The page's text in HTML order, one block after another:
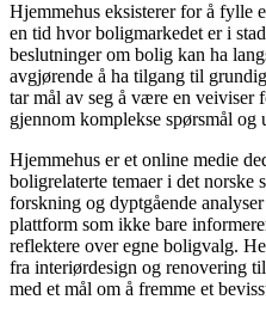
Hjemmehus eksisterer for å fylle
en tid hvor boligmarkedet er i
beslutninger om bolig kan ha
avgjørende å ha tilgang til
tar mål av seg å være en veiviser
gjennom komplekse spørsmål
Hjemmehus er et online medie
boligrelaterte temaer i det norske
forskning og dyptgående
plattform som ikke bare
reflektere over egne boligvalg.
fra interiørdesign og renovering
med et mål om å fremme et